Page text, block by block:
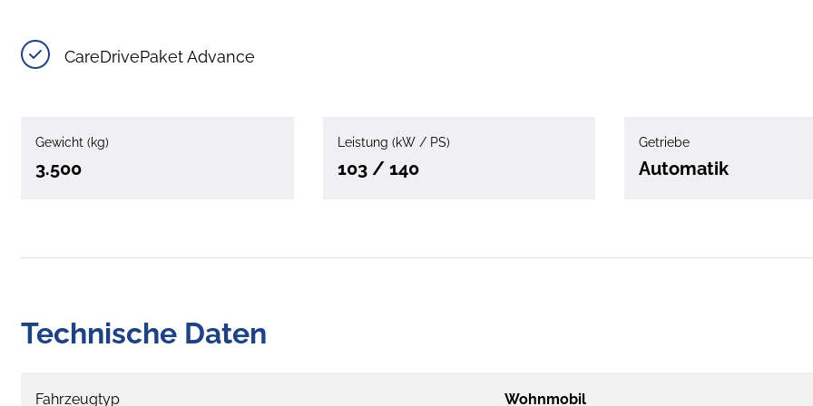
CareDrivePaket Advance
Gewicht (kg)
3.500
Leistung (kW / PS)
103 / 140
Getriebe
Automatik
Technische Daten
Fahrzeugtyp Wohnmobil